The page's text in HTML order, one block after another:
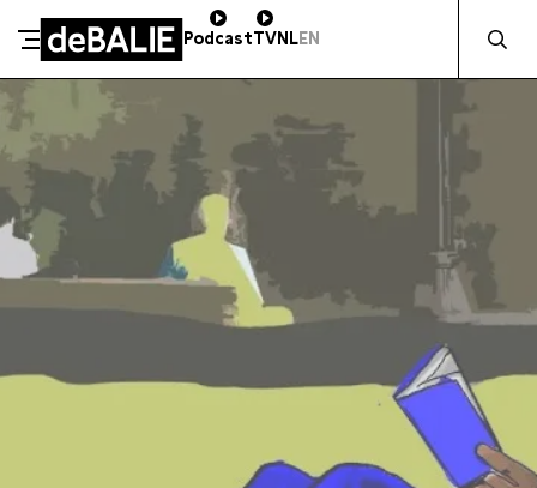
Meteen naar de content
De Balie
PodcastTVNLEN
SCHENK DIRECT
ZAKELIJK STEUNEN
Kleine-Gartmanplantsoen 10
020 5535100